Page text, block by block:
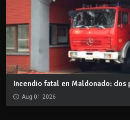
Incendio fatal en Maldonado: dos
Aug 01 2026